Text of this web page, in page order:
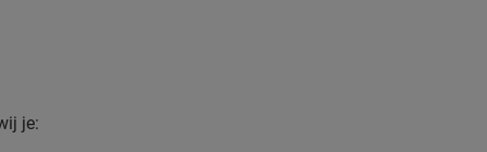
je: